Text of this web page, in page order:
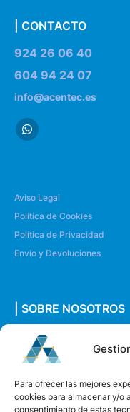
Para ofrecer las mejores
cookies para almacenar y/o
consentimiento de estas
| CONTACTO
924 26 06 40
604 94 24 07
info@acentec.es
Aviso Legal
Política de Cookies
Política de Privacidad
Envío y Devoluciones
| SOBRE NOSOTROS
Quiénes somos
Envíanos un mensaje